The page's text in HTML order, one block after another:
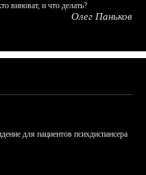
виноват, и что делать?
Олег Паньков
для пациентов психдиспансера